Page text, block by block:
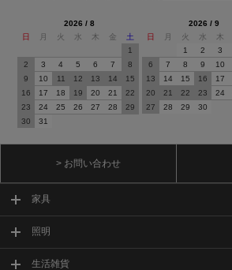
2026 / 8
日
月 火 水 木 金
土
1
2
3 4 5 6 7
8
9
10 11 12 13 14
15
16
17 18 19 20 21
22
23
24 25 26 27 28
29
30
31
2026 / 9
日
月 火 水 木
1
2 3
6
7 8 9 10
13
14 15 16 17
20
21 22 23 24
27
28 29 30
> お問い合わせ
家具
照明
生活雑貨